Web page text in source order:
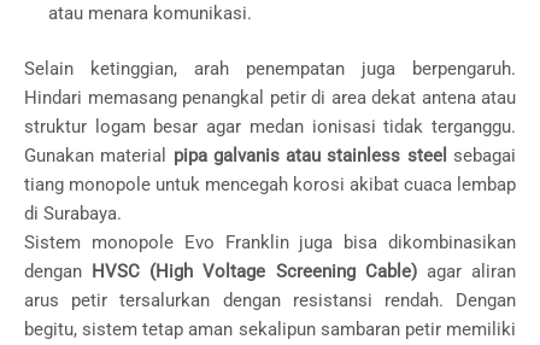
atau menara komunikasi.
Selain ketinggian, arah penempatan juga berpengaruh.
Hindari memasang penangkal petir di area dekat antena atau
struktur logam besar agar medan ionisasi tidak terganggu.
Gunakan material pipa galvanis atau stainless steel sebagai
tiang monopole untuk mencegah korosi akibat cuaca lembap
di Surabaya.
Sistem monopole Evo Franklin juga bisa dikombinasikan
dengan HVSC (High Voltage Screening Cable)agar aliran
arus petir tersalurkan dengan resistansi rendah. Dengan
begitu, sistem tetap aman sekalipun sambaran petir memiliki